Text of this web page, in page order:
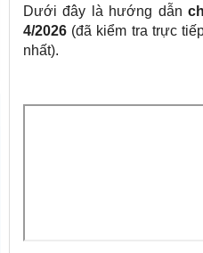
Dưới đây là hướng dẫn
4/2026 (đã kiểm tra trực
nhất).